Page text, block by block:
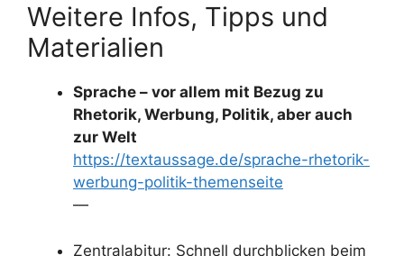
Weitere Infos, Tipps und
Materialien
Sprache – vor allem mit Bezug zu
Rhetorik, Werbung, Politik, aber auch
zur Welt
https://textaussage.de/sprache-rhetorik-
werbung-politik-themenseite
—
Zentralabitur: Schnell durchblicken beim